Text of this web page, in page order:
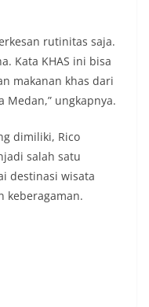
rutinitas saja.
Kata KHAS ini bisa
makanan khas dari
Medan,” ungkapnya.
dimiliki, Rico
salah satu
destinasi wisata
keberagaman.